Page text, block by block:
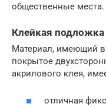
общественные места.
Клейкая
Материал, имеющий в
покрытое
акрилового клея,
отличная